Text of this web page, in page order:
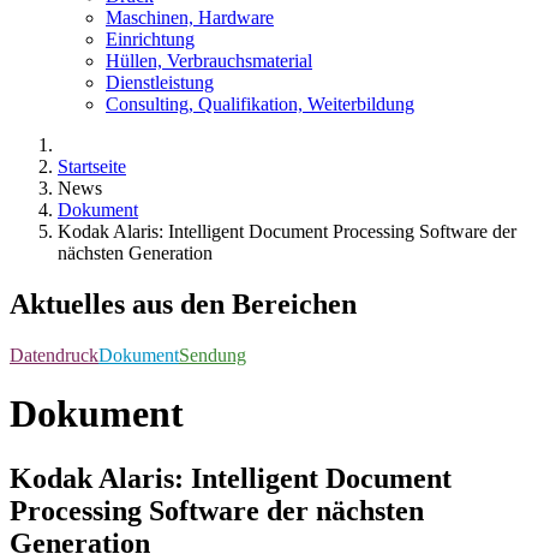
Maschinen, Hardware
Einrichtung
Hüllen, Verbrauchsmaterial
Dienstleistung
Consulting, Qualifikation, Weiterbildung
Startseite
News
Dokument
Kodak Alaris: Intelligent Document Processing Software der
nächsten Generation
Aktuelles aus den Bereichen
DatendruckDokumentSendung
Dokument
Kodak Alaris: Intelligent Document
Processing Software der nächsten
Generation